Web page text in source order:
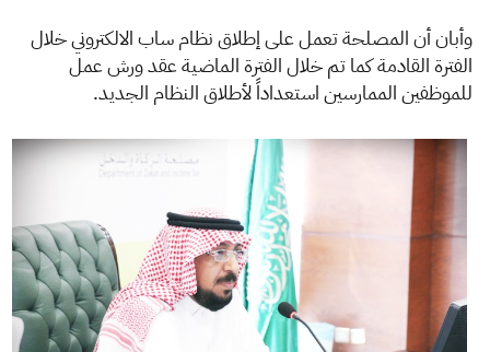
وأبان أن المصلحة تعمل على إطلاق نظام ساب الالكتروني خلال
الفترة القادمة كما تم خلال الفترة الماضية عقد ورش عمل
للموظفين الممارسين استعداداً لأطلاق النظام الجديد.